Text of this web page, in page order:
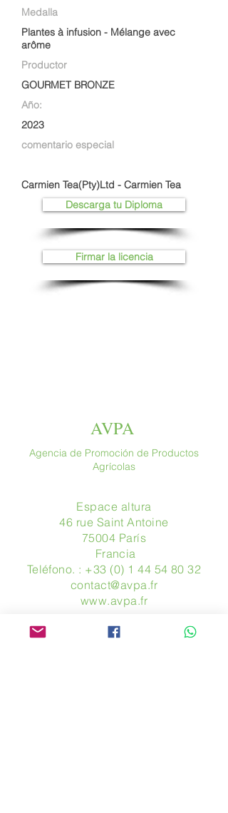
Medalla
Plantes à infusion - Mélange avec
arôme
Productor
GOURMET BRONZE
Año:
2023
comentario especial
Carmien Tea(Pty)Ltd - Carmien Tea
Descarga tu Diploma
Firmar la licencia
AVPA
Agencia de Promoción de Productos
Agrícolas
Espace altura
46 rue Saint Antoine
75004 París
​ Francia
Teléfono. : +33 (0) 1 44 54 80 32
contact@avpa.fr
www.avpa.fr